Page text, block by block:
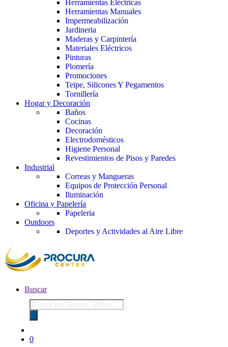
Herramientas Eléctricas
Herramientas Manuales
Impermeabilización
Jardineria
Maderas y Carpintería
Materiales Eléctricos
Pinturas
Plomería
Promociones
Teipe, Silicones Y Pegamentos
Tornillería
Hogar y Decoración
Baños
Cocinas
Decoración
Electrodomésticos
Higiene Personal
Revestimientos de Pisos y Paredes
Industrial
Correas y Mangueras
Equipos de Protección Personal
Iluminación
Oficina y Papelería
Papeleria
Outdoors
Deportes y Actividades al Aire Libre
Buscar
Búsqueda
de
productos
0